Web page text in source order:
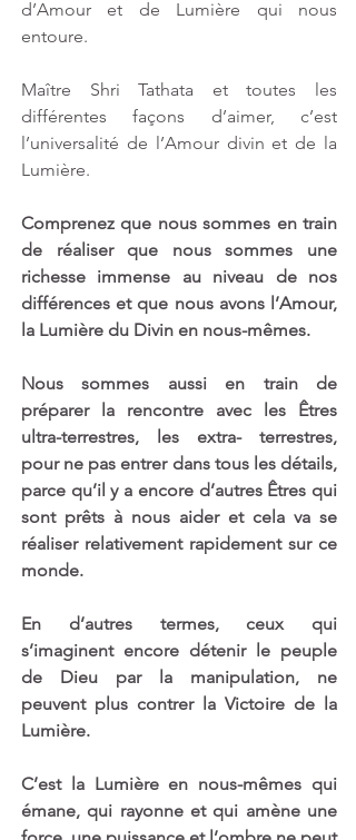
d’Amour et de Lumière qui nous
entoure.
Maître Shri Tathata et toutes les
différentes façons d’aimer, c’est
l’universalité de l’Amour divin et de la
Lumière.
Comprenez que nous sommes en train
de réaliser que nous sommes une
richesse immense au niveau de nos
différences et que nous avons l’Amour,
la Lumière du Divin en nous-mêmes.
Nous sommes aussi en train de
préparer la rencontre avec les Êtres
ultra-terrestres, les extra- terrestres,
pour ne pas entrer dans tous les détails,
parce qu’il y a encore d’autres Êtres qui
sont prêts à nous aider et cela va se
réaliser relativement rapidement sur ce
monde.
En d’autres termes, ceux qui
s’imaginent encore détenir le peuple
de Dieu par la manipulation, ne
peuvent plus contrer la Victoire de la
Lumière.
C’est la Lumière en nous-mêmes qui
émane, qui rayonne et qui amène une